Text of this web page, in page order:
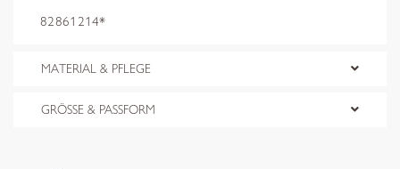
82861214*
MATERIAL & PFLEGE
GRÖSSE & PASSFORM